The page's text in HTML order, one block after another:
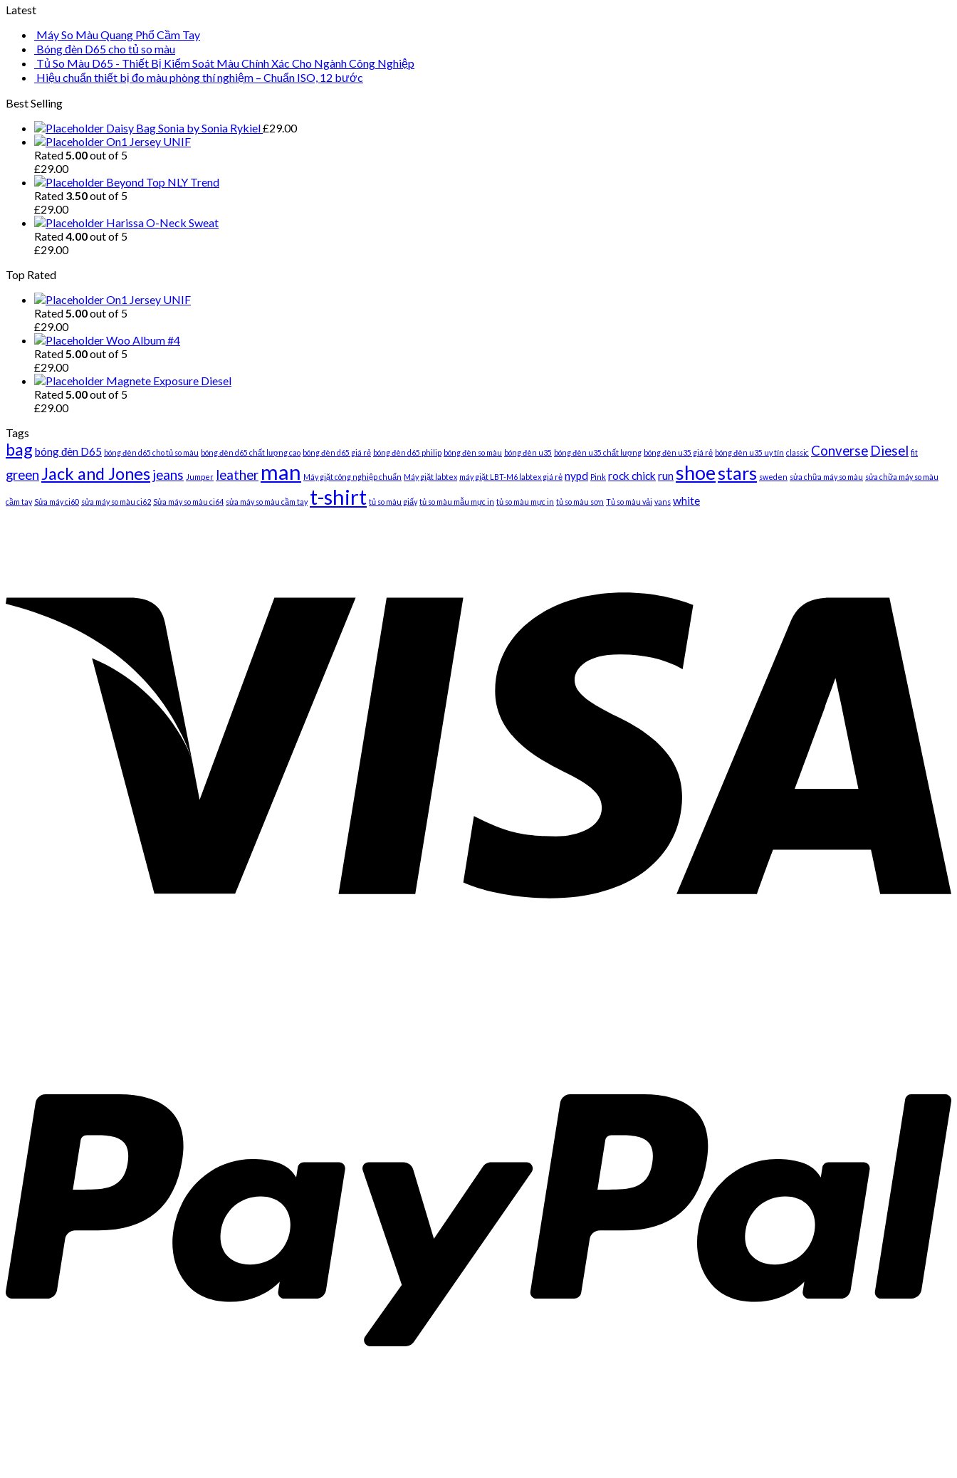
Latest
Máy So Màu Quang Phổ Cầm Tay
Bóng đèn D65 cho tủ so màu
Tủ So Màu D65 - Thiết Bị Kiểm Soát Màu Chính Xác Cho Ngành Công Nghiệp
Hiệu chuẩn thiết bị đo màu phòng thí nghiệm – Chuẩn ISO, 12 bước
Best Selling
Daisy Bag Sonia by Sonia Rykiel£29.00
On1 Jersey UNIF
Rated 5.00out of 5
£29.00
Beyond Top NLY Trend
Rated 3.50out of 5
£29.00
Harissa O-Neck Sweat
Rated4.00out of 5
£29.00
Top Rated
On1 Jersey UNIF
Rated 5.00out of 5
£29.00
Woo Album #4
Rated 5.00out of 5
£29.00
Magnete Exposure Diesel
Rated 5.00out of 5
£29.00
Tags
bag bóng đèn D65 bóng đèn d65 cho tủ so màu bóng đèn d65 chất lượng cao bóng đèn d65 giá rẻ bóng đèn d65 philip bóng đèn so màu bóng đèn u35 bóng đèn u35 chất lượng bóng đèn u35 giá rẻ bóng đèn u35 uy tín classic Converse Diesel fit
greenJack and Jonesjeans Jumper leather man Máy giặt công nghiệp chuẩn Máy giặt labtex máy giặt LBT-M6 labtex giá rẻ nypd Pink rock chick runshoestars sweden sửa chữa máy so màu sửa chữa máy so màu
cầm tay Sửa máy ci60 sửa máy so màu ci62 Sửa máy so màu ci64 sửa máy so màu cầm tay t-shirt tủ so màu giấy tủ so màu mẫu mực in tủ so màu mực in tủ so màu sơn Tủ so màu vải vans white